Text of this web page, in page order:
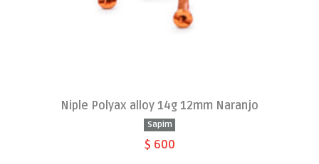
Niple Polyax alloy 14g 12mm Naranjo
Sapim
$ 600